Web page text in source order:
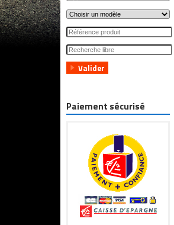
Paiement sécurisé